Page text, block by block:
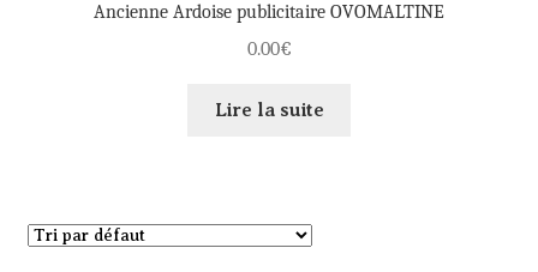
Ancienne Ardoise publicitaire OVOMALTINE
0.00€
Lire la suite